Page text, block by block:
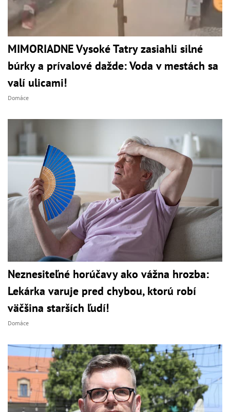
MIMORIADNE Vysoké Tatry zasiahli silné
búrky a prívalové dažde: Voda v mestách sa
valí ulicami!
Domáce
Neznesiteľné horúčavy ako vážna hrozba:
Lekárka varuje pred chybou, ktorú robí
väčšina starších ľudí!
Domáce